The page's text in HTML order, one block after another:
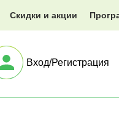
Скидки и акции
Вход/Регистрация